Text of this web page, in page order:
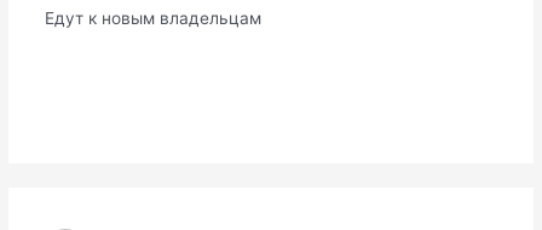
Едут к новым владельцам